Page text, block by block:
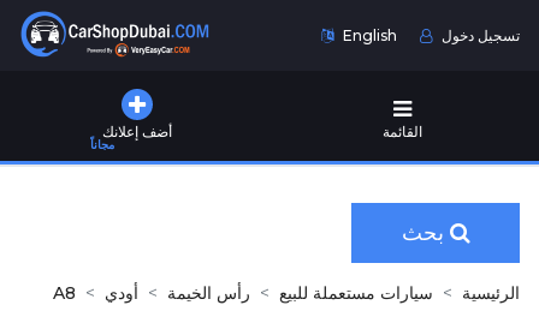
English تسجيل دخول
أضف إعلانك
مجاناً
القائمة
بحث
الرئيسية سيارات مستعملة للبيع رأس الخيمة أودي A8